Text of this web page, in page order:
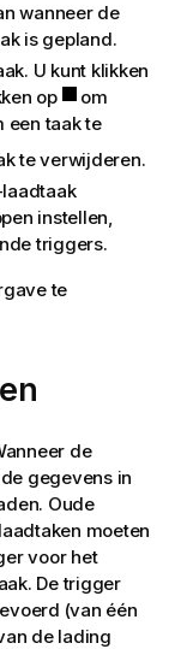
wanneer de
is gepland.
U kunt klikken
op
om
een taak te
te verwijderen.
instellen,
triggers.
te
de
gegevens in
Oude
moeten
voor het
De trigger
(van één
de lading